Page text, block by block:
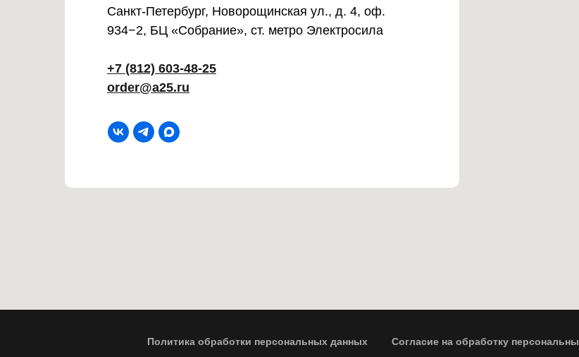
Санкт-Петербург, Новорощинская ул., д. 4, оф.
934−2, БЦ «Собрание», ст. метро Электросила
+7 (812) 603-48-25
order@a25.ru
Политика обработки персональных данных Согласие на обработку